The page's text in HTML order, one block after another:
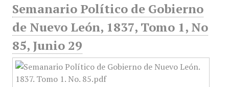
Semanario Político de Gobierno
de Nuevo León, 1837, Tomo 1, No
85, Junio 29